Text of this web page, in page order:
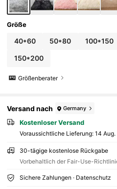
Größe
40*60 50*80 100*150
150*200
Größenberater
Versand nach Germany
Kostenloser Versand
Voraussichtliche Lieferung: 14 Aug.
30-tägige kostenlose Rückgabe
Vorbehaltlich der Fair-Use-
Sichere Zahlungen · Datenschutz